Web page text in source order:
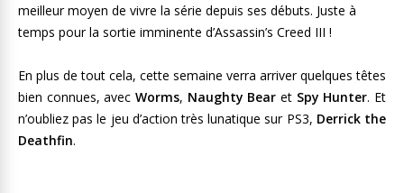
meilleur moyen de vivre la série depuis ses débuts. Juste à
temps pour la sortie imminente d’Assassin’s Creed III !
En plus de tout cela, cette semaine verra arriver quelques têtes
bien connues, avec Worms, Naughty Bear et Spy Hunter. Et
n’oubliez pas le jeu d’action très lunatique sur PS3, Derrick the
Deathfin.